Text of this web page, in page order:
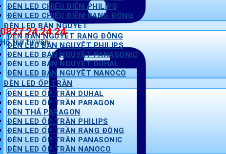
0827 24 24 24
Hỗ trợ tư vấn
ĐÈN LED CHIẾU ĐIỂM PHILIPS
ĐÈN LED CHIẾU ĐIỂM RẠNG ĐÔNG
ĐÈN LED BÁN NGUYỆT
ĐÈN BÁN NGUYỆT RẠNG ĐÔNG
ĐÈN LED BÁN NGUYỆT PHILIPS
ĐÈN LED BÁN NGUYỆT PANASONIC
ĐÈN LED BÁN NGUYỆT DUHAL
ĐÈN LED BÁN NGUYỆT NANOCO
ĐÈN LED ỐP TRẦN
ĐÈN LED ỐP TRẦN DUHAL
ĐÈN LED ỐP TRẦN PARAGON
ĐÈN THẢ PARAGON
ĐÈN LED ỐP TRẦN PHILIPS
ĐÈN LED ỐP TRẦN RẠNG ĐÔNG
ĐÈN LED ỐP TRẦN PANASONIC
ĐÈN LED ỐP TRẦN NANOCO